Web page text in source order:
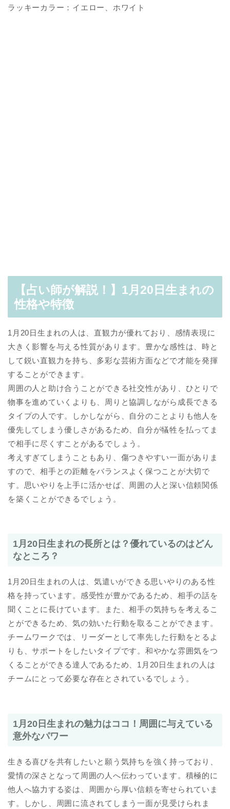
ラッキーカラー：イエロー、ホワイト
【占い師が解説！】1月20日生まれの
性格や特徴
1月20日生まれの人は、直観力が優れており、感情表現に
大きく影響を与える性質があります。豊かな感性は、時と
して鋭い直観力を持ち、多彩な芸術方面などで才能を発揮
することができます。
周囲の人と助け合うことができる社交性があり、ひとりで
物事を進めていくよりも、周りと協調しながら成長できる
タイプの人です。しかしながら、自分のことよりも他人を
優先してしまう優しさがあるため、自分が犠牲を払ってま
で相手に尽くすことがあるでしょう。
考えすぎてしまうこともあり、傷つきやすい一面がありま
すので、相手との距離をバランスよく保つことが大切で
す。思いやりを上手に活かせば、周囲の人と深い信頼関係
を築くことができるでしょう。
1月20日生まれの長所とは？優れているのはどん
なところ？
1月20日生まれの人は、気遣いができる思いやりのある性
格を持っています。感受性が豊かであるため、相手の話を
聞くことに長けています。また、相手の気持ちを考えるこ
とができるため、気の効いた行動を取ることができます。
チームワークでは、リーダーとして率先した行動をとるよ
りも、サポートをしたいタイプです。和やかな雰囲気をつ
くることができる達人であるため、1月20日生まれの人は
チームにとって必要な存在とされているでしょう。
1月20日生まれの魅力はココ！周囲に与えている
意外なパワー
生きる喜びを共有したいと願う気持ちを強く持っており、
愛情の深さとなって周囲の人へ伝わっています。積極的に
他人へ協力する姿は、周囲から厚い信頼を寄せられていま
す。しかし、周囲に流されてしまう一面が見受けられま